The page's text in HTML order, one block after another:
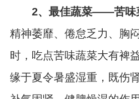
2、最佳蔬菜——苦味
精神萎靡、倦怠乏力、胸
时，吃点苦味蔬菜大有裨
缘于夏令暑盛湿重，既伤